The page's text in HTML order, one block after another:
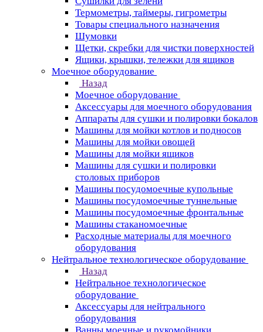
Термометры, таймеры, гигрометры
Товары специального назначения
Шумовки
Щетки, скребки для чистки поверхностей
Ящики, крышки, тележки для ящиков
Моечное оборудование
Назад
Моечное оборудование
Аксессуары для моечного оборудования
Аппараты для сушки и полировки бокалов
Машины для мойки котлов и подносов
Машины для мойки овощей
Машины для мойки ящиков
Машины для сушки и полировки
столовых приборов
Машины посудомоечные купольные
Машины посудомоечные туннельные
Машины посудомоечные фронтальные
Машины стаканомоечные
Расходные материалы для моечного
оборудования
Нейтральное технологическое оборудование
Назад
Нейтральное технологическое
оборудование
Аксессуары для нейтрального
оборудования